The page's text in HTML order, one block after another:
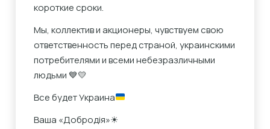
короткие сроки.
Мы, коллектив и акционеры, чувствуем свою
ответственность перед страной, украинскими
потребителями и всеми небезразличными
людьми 💙💛
Все будет Украина
Ваша «Добродія»☀